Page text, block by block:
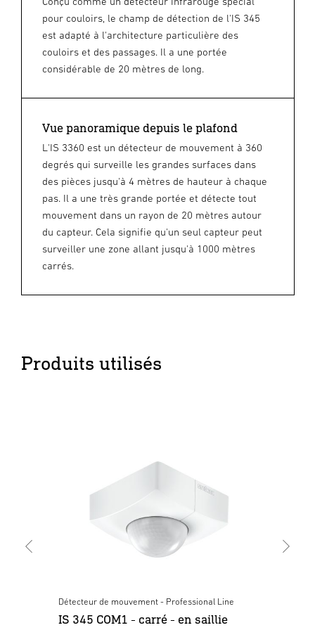
pour couloirs, le champ de détection de l'IS 345
est adapté à l'architecture particulière des
couloirs et des passages. Il a une portée
considérable de 20 mètres de long.
Vue panoramique depuis le plafond
L'IS 3360 est un détecteur de mouvement à 360
degrés qui surveille les grandes surfaces dans
des pièces jusqu'à 4 mètres de hauteur à chaque
pas. Il a une très grande portée et détecte tout
mouvement dans un rayon de 20 mètres autour
du capteur. Cela signifie qu'un seul capteur peut
surveiller une zone allant jusqu'à 1000 mètres
carrés.
Produits utilisés
Détecteur de mouvement - Professional Line
IS 345 COM1 - carré - en saillie